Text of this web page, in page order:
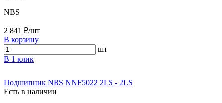
NBS
2 841 ₽/шт
В корзину
шт
В 1 клик
Подшипник NBS NNF5022 2LS - 2LS
Есть в наличии